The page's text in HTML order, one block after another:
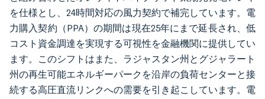
を仕様とし、24時間対応の風力契約で補完しています。電
力購入契約（PPA）の期間は現在25年にまで延長され、低
コスト資金調達を実現する可視性を金融機関に提供してい
ます。このシフトはまた、ラジャスタン州とグジャラート
州の再生可能エネルギーパークを沿岸の負荷センターと接
続する高圧直流リンクへの需要を引き起こしています。電